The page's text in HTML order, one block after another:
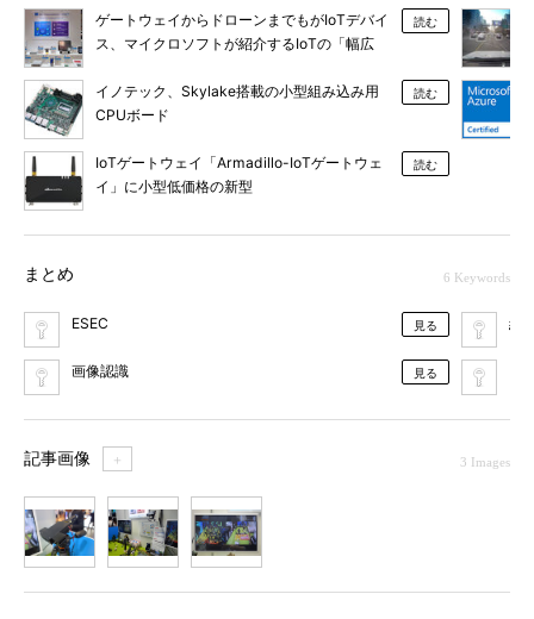
ゲートウェイからドローンまでもがIoTデバイ
ス、マイクロソフトが紹介するIoTの「幅広
読む
イノテック、Skylake搭載の小型組み込み用
CPUボード
読む
IoTゲートウェイ「Armadillo-IoTゲートウェ
イ」に小型低価格の新型
読む
まとめ 6 Keywords
ESEC 見る
画像認識 見る
組
記事画像 ＋ 3 Images